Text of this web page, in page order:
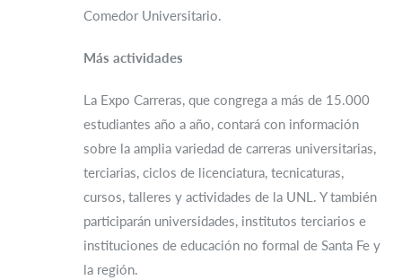
Comedor Universitario.
Más actividades
La Expo Carreras, que congrega a más de 15.000
estudiantes año a año, contará con información
sobre la amplia variedad de carreras universitarias,
terciarias, ciclos de licenciatura, tecnicaturas,
cursos, talleres y actividades de la UNL. Y también
participarán universidades, institutos terciarios e
instituciones de educación no formal de Santa Fe y
la región.